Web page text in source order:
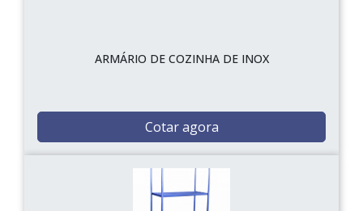
ARMÁRIO DE COZINHA DE INOX
Cotar agora